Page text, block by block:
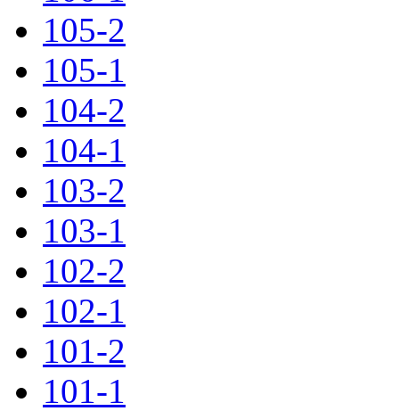
105-2
105-1
104-2
104-1
103-2
103-1
102-2
102-1
101-2
101-1